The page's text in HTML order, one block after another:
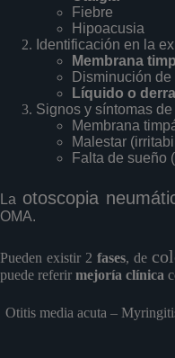
Fiebre
Hipoacusia
Identificación en la
Membrana
Disminución
Líquido o
Signos y síntomas
Membrana
Malestar
Falta de sueño
La otoscopia
OMA.
Pueden existir 2fases, de
puede referir mejoría clínica
Otitis media acuta –